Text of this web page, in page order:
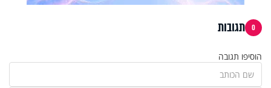
0 תגובות
הוסיפו תגובה